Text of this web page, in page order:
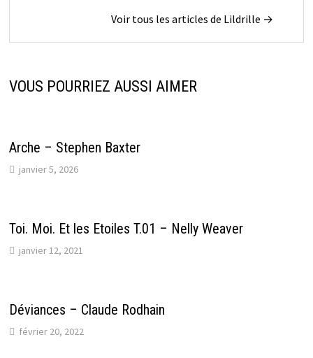
Voir tous les articles de Lildrille →
VOUS POURRIEZ AUSSI AIMER
Arche – Stephen Baxter
janvier 5, 2026
Toi. Moi. Et les Etoiles T.01 – Nelly Weaver
janvier 12, 2021
Déviances – Claude Rodhain
février 20, 2022